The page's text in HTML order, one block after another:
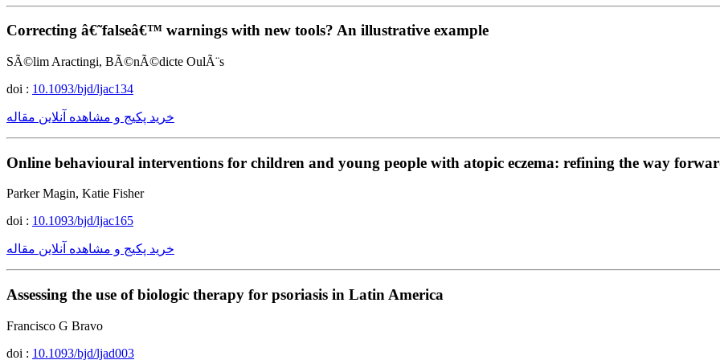
Correcting â€˜falseâ€™ warnings with new tools? An illustrative example
SÃ©lim Aractingi, BÃ©nÃ©dicte OulÃ¨s
doi : 10.1093/bjd/ljac134
خرید پکیج و مشاهده آنلاین مقاله
Online behavioural interventions for children and young people with atopic eczema: refining the way
Parker Magin, Katie Fisher
doi : 10.1093/bjd/ljac165
خرید پکیج و مشاهده آنلاین مقاله
Assessing the use of biologic therapy for psoriasis in Latin America
Francisco G Bravo
doi : 10.1093/bjd/ljad003